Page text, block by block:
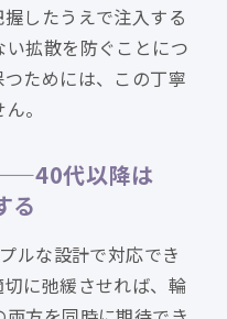
したうえで注入する
拡散を防ぐことにつ
ためには、この丁寧
。
代以降は
る
ルな設計で対応でき
に弛緩させれば、輪